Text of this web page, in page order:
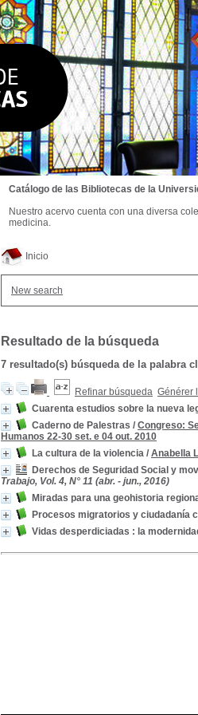
Inicio
New search
Resultado de la búsqueda
7 resultado(s) búsqueda de la palabra
Refinar búsqueda Générer
Cuarenta estudios sobre la nueva
Caderno de Palestras / Congreso:
Humanos 22-30 set. e 04 out. 2010
La cultura de la violencia / Anabella
Derechos de Seguridad Social y
Trabajo, Vol. 4, N° 11 (abr. - jun., 2016)
Miradas para una geohistoria
Procesos migratorios y ciudadanía
Vidas desperdiciadas : la
Catálogo de las Bibliotecas de la
Nuestro acervo cuenta con una diversa
medicina.